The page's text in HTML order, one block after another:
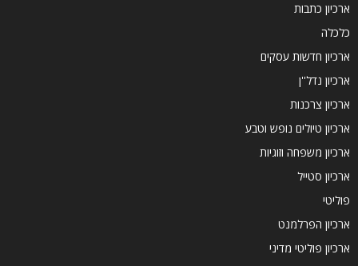
ארכיון כתבות
כלכלה
ארכיון חדשות עסקים
ארכיון נדל''ן
ארכיון צרכנות
ארכיון טיולים נופש וטבע
ארכיון משפחה וזוגיות
ארכיון סטייל
פוליטי
ארכיון הפרלמנט
ארכיון פוליטי מדיני